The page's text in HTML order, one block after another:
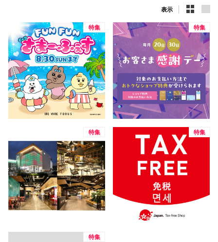
表示
特集 特集
特集 特集
特集
レスト
施設案内
アクセ
スタッ
電話で
公式SNS
お問い合わせ
プライバシ